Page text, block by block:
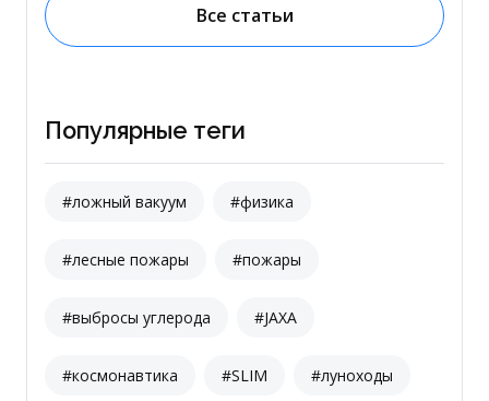
Все статьи
Популярные теги
#ложный вакуум #физика
#лесные пожары #пожары
#выбросы углерода #JAXA
#космонавтика #SLIM #луноходы